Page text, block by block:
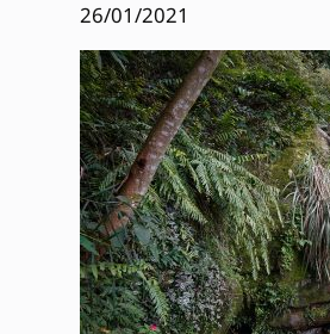
26/01/2021